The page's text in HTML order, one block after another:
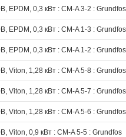
EPDM, 0,3 кВт : CM-A 3-2 : Grundfos
EPDM, 0,3 кВт : CM-A 1-3 : Grundfos
EPDM, 0,3 кВт : CM-A 1-2 : Grundfos
Viton, 1,28 кВт : CM-A 5-8 : Grundfos
Viton, 1,28 кВт : CM-A 5-7 : Grundfos
Viton, 1,28 кВт : CM-A 5-6 : Grundfos
Viton, 0,9 кВт : CM-A 5-5 : Grundfos